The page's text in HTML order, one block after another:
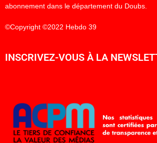
abonnement dans le département du Doubs.
©Copyright ©2022 Hebdo 39
INSCRIVEZ-VOUS À LA